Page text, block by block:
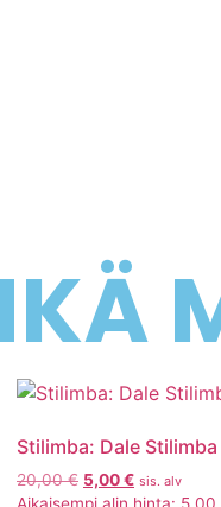
Stilimba: Dale Stilimba
20,00€ 5,00€ sis. alv